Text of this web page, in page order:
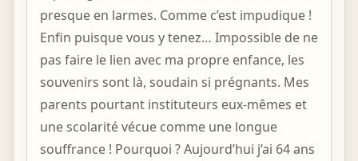
presque en larmes. Comme c’est impudique !
Enfin puisque vous y tenez… Impossible de ne
pas faire le lien avec ma propre enfance, les
souvenirs sont là, soudain si prégnants. Mes
parents pourtant instituteurs eux-mêmes et
une scolarité vécue comme une longue
souffrance ! Pourquoi ? Aujourd’hui j’ai 64 ans